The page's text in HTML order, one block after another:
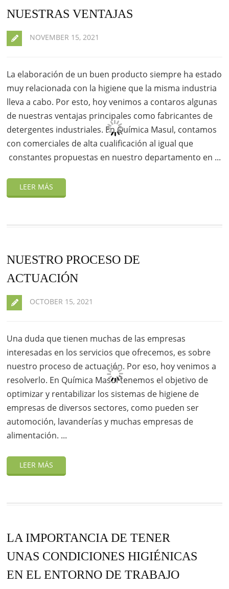
NUESTRAS VENTAJAS
NOVEMBER 15, 2021
La elaboración de un buen producto siempre ha estado
muy relacionada con la higiene que la misma industria
lleva a cabo. Por esto, hoy venimos a contaros algunas
de nuestras ventajas principales como fabricantes de
detergentes industriales. En Química Masul, contamos
con comerciales de alta cualificación al igual que
constantes propuestas en nuestro departamento en ...
NUESTRO PROCESO DE
ACTUACIÓN
OCTOBER 15, 2021
Una duda que tienen muchas de las empresas
interesadas en los servicios que ofrecemos, es sobre
nuestro proceso de actuación. Por eso, hoy venimos a
resolverlo. En Química Masul tenemos el objetivo de
optimizar y rentabilizar los sistemas de higiene de
empresas de diversos sectores, como pueden ser
automoción, lavanderías y muchas empresas de
alimentación. ...
LA IMPORTANCIA DE TENER
UNAS CONDICIONES HIGIÉNICAS
EN EL ENTORNO DE TRABAJO